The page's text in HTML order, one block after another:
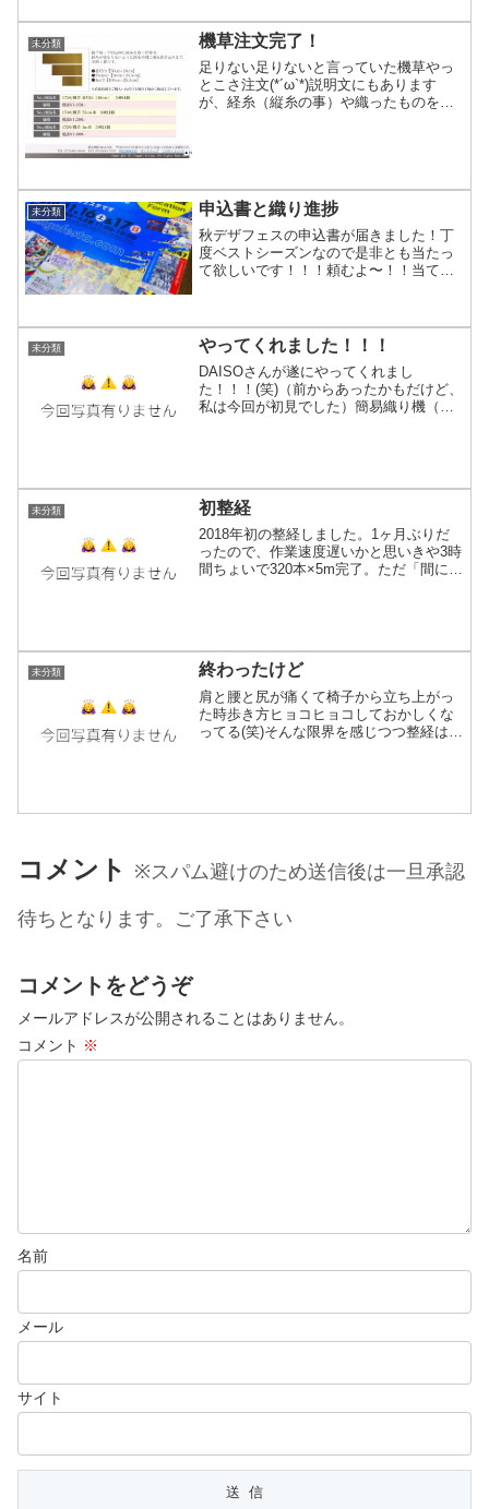
未分類 機草注文完了！
足りない足りないと言っていた機草やっ
とこさ注文(*´ω`*)説明文にもあります
が、経糸（縦糸の事）や織ったものを巻
未分類 申込書と織り進捗
秋デザフェスの申込書が届きました！丁
度ベストシーズンなので是非とも当たっ
て欲しいです！！！頼むよ〜！！当てて
未分類 やってくれました！！！
DAISOさんが遂にやってくれまし
た！！！(笑)（前からあったかもだけど、
私は今回が初見でした）簡易織り機（ポ
未分類 初整経
2018年初の整経しました。1ヶ月ぶりだ
ったので、作業速度遅いかと思いきや3時
間ちょいで320本×5m完了。ただ「間に合
未分類 終わったけど
肩と腰と尻が痛くて椅子から立ち上がっ
た時歩き方ヒョコヒョコしておかしくな
ってる(笑)そんな限界を感じつつ整経はな
コメント ※スパム避けのため送信後は一旦承認
待ちとなります。ご了承下さい
コメントをどうぞ
メールアドレスが公開されることはありません。
コメント ※
名前
メール
サイト